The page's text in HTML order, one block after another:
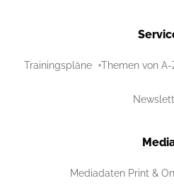
Trainingspläne Themen von A-
Mediadaten Print &